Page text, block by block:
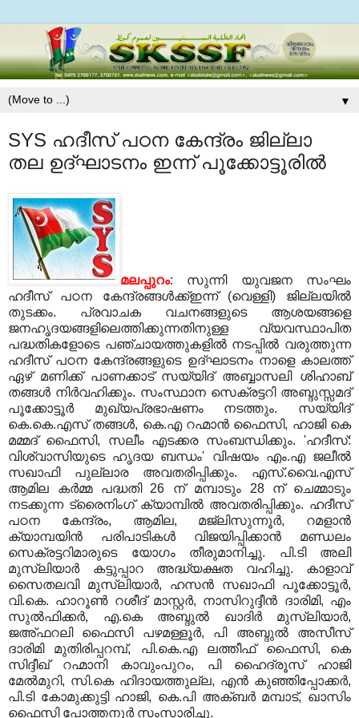
▼
SYS ഹദീസ് പഠന കേന്ദ്രം ജില്ലാ
തല ഉദ്ഘാടനം ഇന്ന് പൂക്കോട്ടൂരില്‍
മലപ്പുറം: സുന്നി യുവജന സംഘം
ഹദീസ് പഠന കേന്ദ്രങ്ങള്‍ക്ക്ഇന്ന് (വെള്ളി) ജില്ലയില്‍
തുടക്കം. പ്രവാചക വചനങ്ങളുടെ ആശയങ്ങളെ
ജനഹൃദയങ്ങളിലെത്തിക്കുന്നതിനുള്ള വ്യവസ്ഥാപിത
പദ്ധതികളോടെ പഞ്ചായത്തുകളില്‍ നടപ്പില്‍ വരുത്തുന്ന
ഹദീസ് പഠന കേന്ദ്രങ്ങളുടെ ഉദ്ഘാടനം നാളെ കാലത്ത്
ഏഴ് മണിക്ക് പാണക്കാട് സയ്യിദ് അബ്ബാസലി ശിഹാബ്
തങ്ങള്‍ നിര്‍വഹിക്കും. സംസ്ഥാന സെക്രട്ടറി അബ്ദുസ്സമദ്
പൂക്കോട്ടൂര്‍ മുഖ്യപ്രഭാഷണം നടത്തും. സയ്യിദ്
കെ.കെ.എസ് തങ്ങള്‍, കെ.എ റഹ്മാന്‍ ഫൈസി, ഹാജി കെ
മമ്മദ് ഫൈസി, സലീം എടക്കര സംബന്ധിക്കും. 'ഹദീസ്:
വിശ്വാസിയുടെ ഹൃദയ ബന്ധം' വിഷയം എം.എ ജലീല്‍
സഖാഫി പുല്ലാര അവതരിപ്പിക്കും. എസ്.വൈ.എസ്
ആമില കര്‍മ്മ പദ്ധതി 26 ന് മമ്പാടും 28 ന് ചെമ്മാടും
നടക്കുന്ന ട്രൈനിംഗ് ക്യാമ്പില്‍ അവതരിപ്പിക്കും. ഹദീസ്
പഠന കേന്ദ്രം, ആമില, മജ്‌ലിസുന്നൂര്‍, റമളാന്‍
ക്യാമ്പയിന്‍ പരിപാടികള്‍ വിജയിപ്പിക്കാന്‍ മണ്ഡലം
സെക്രട്ടറിമാരുടെ യോഗം തീരുമാനിച്ചു. പി.ടി അലി
മുസ്‌ലിയാര്‍ കട്ടുപ്പാറ അദ്ധ്യക്ഷത വഹിച്ചു. കാളാവ്
സൈതലവി മുസ്‌ലിയാര്‍, ഹസന്‍ സഖാഫി പൂക്കോട്ടൂര്‍,
വി.കെ. ഹാറൂണ്‍ റശീദ് മാസ്റ്റര്‍, നാസിറുദ്ദീന്‍ ദാരിമി, എം
സുല്‍ഫിക്കര്‍, എ.കെ അബ്ദുല്‍ ഖാദിര്‍ മുസ്‌ലിയാര്‍,
ജഅ്ഫറലി ഫൈസി പഴമള്ളൂര്‍, പി അബ്ദുല്‍ അസീസ്
ദാരിമി മുതിരിപ്പറമ്പ്, പി.കെ.എ ലത്തീഫ് ഫൈസി, കെ
സിദ്ദീഖ് റഹ്മാനി കാവുംപുറം, പി ഹൈദ്രൂസ് ഹാജി
മേല്‍മുറി, സി.കെ ഹിദായത്തുല്ല, എന്‍ കുഞ്ഞിപ്പോക്കര്‍,
പി.ടി കോമുക്കുട്ടി ഹാജി, കെ.പി അക്ബര്‍ മമ്പാട്, ഖാസിം
ഫൈസി പോത്തനൂര്‍ സംസാരിച്ചു.